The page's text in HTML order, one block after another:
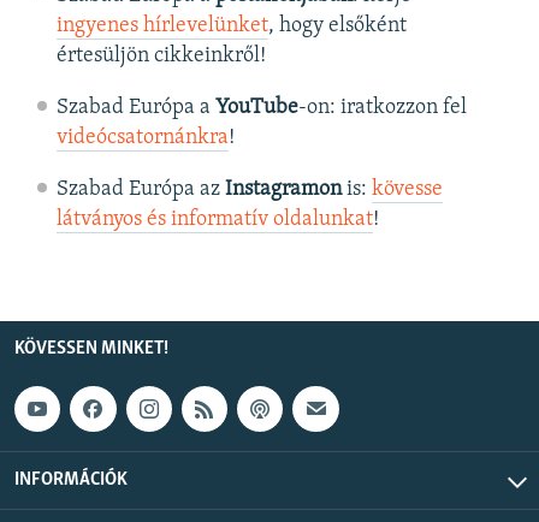
ingyenes hírlevelünket, hogy elsőként
értesüljön cikkeinkről!
Szabad Európa a YouTube-on: iratkozzon fel
videócsatornánkra!
Szabad Európa az Instagramonis: kövesse
látványos és informatív oldalunkat! ​
KÖVESSEN MINKET!
INFORMÁCIÓK